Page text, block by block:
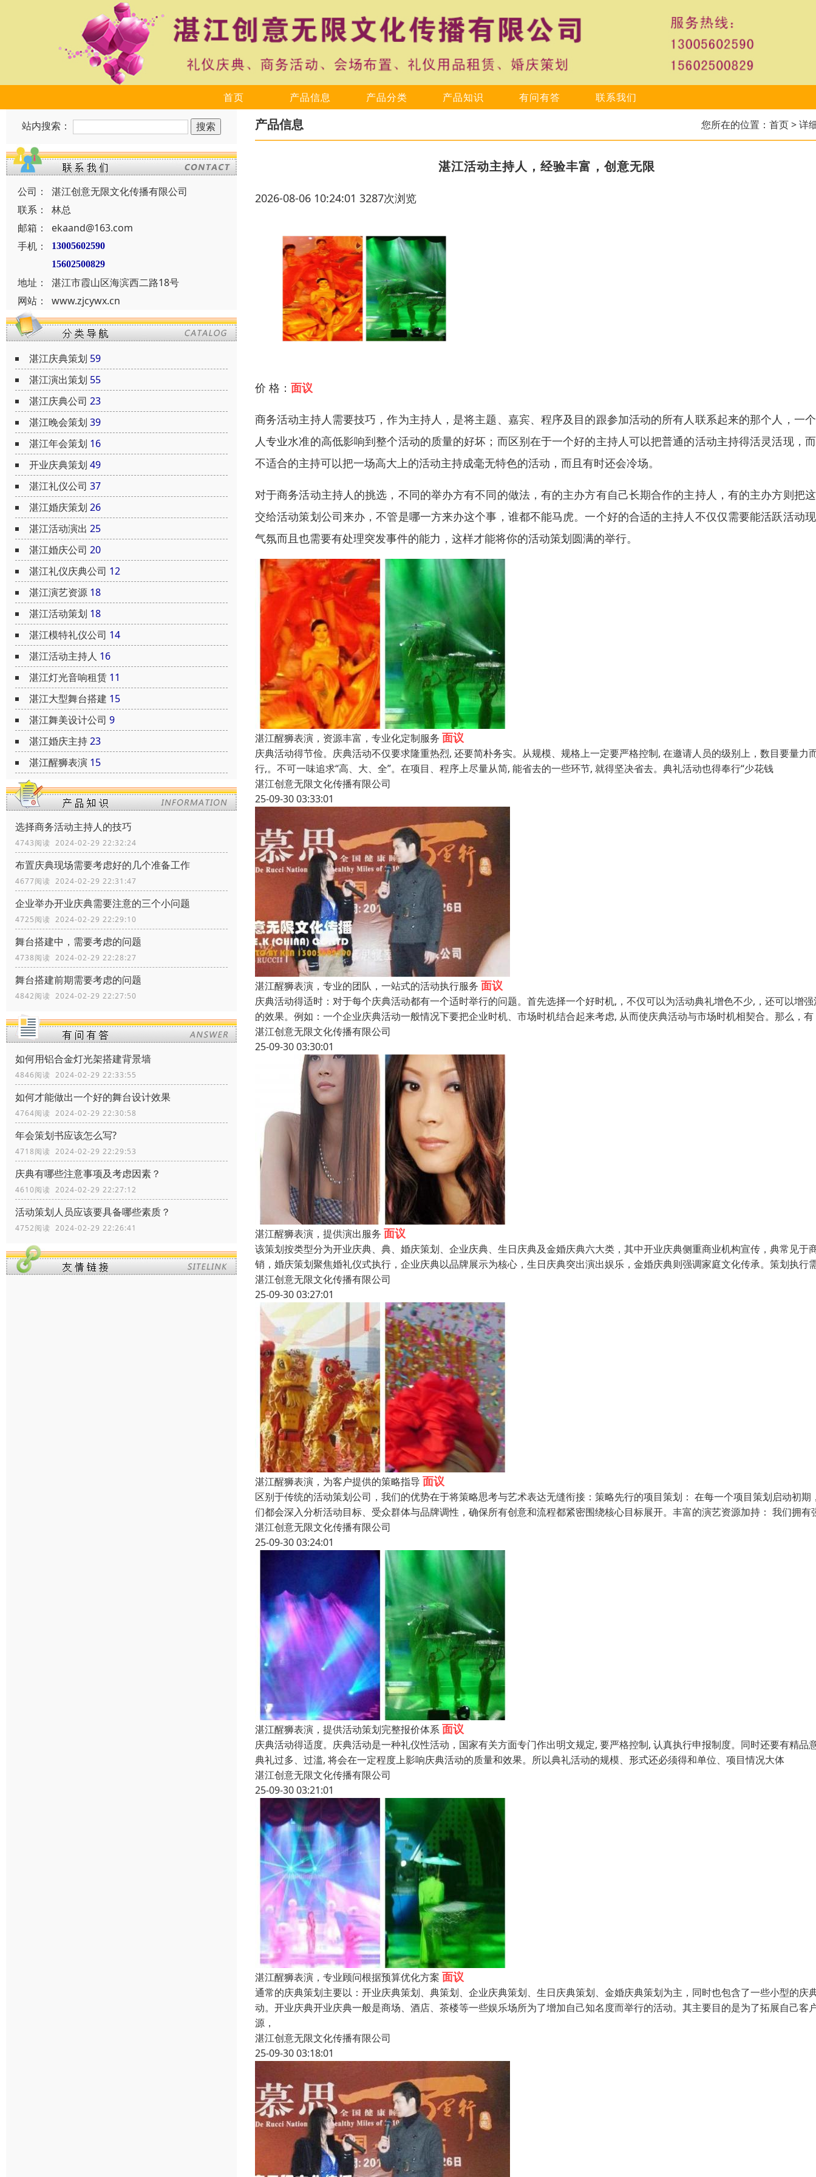
首页 产品信息 产品分类 产品知识 有问有答 联系我们
站内搜索：
公司：
湛江创意无限文化传播有限公司
联系：
林总
邮箱：
ekaand@163.com
手机：
13005602590
15602500829
地址：
湛江市霞山区海滨西二路18号
网站：
www.zjcywx.cn
湛江庆典策划 59
湛江演出策划 55
湛江庆典公司 23
湛江晚会策划 39
湛江年会策划 16
开业庆典策划 49
湛江礼仪公司 37
湛江婚庆策划 26
湛江活动演出 25
湛江婚庆公司 20
湛江礼仪庆典公司 12
湛江演艺资源 18
湛江活动策划 18
湛江模特礼仪公司 14
湛江活动主持人 16
湛江灯光音响租赁 11
湛江大型舞台搭建 15
湛江舞美设计公司 9
湛江婚庆主持23
湛江醒狮表演 15
选择商务活动主持人的技巧
4743阅读 2024-02-29 22:32:24
布置庆典现场需要考虑好的几个准备工作
4677阅读 2024-02-29 22:31:47
企业举办开业庆典需要注意的三个小问题
4725阅读 2024-02-29 22:29:10
舞台搭建中，需要考虑的问题
4738阅读 2024-02-29 22:28:27
舞台搭建前期需要考虑的问题
4842阅读 2024-02-29 22:27:50
如何用铝合金灯光架搭建背景墙
4846阅读 2024-02-29 22:33:55
如何才能做出一个好的舞台设计效果
4764阅读 2024-02-29 22:30:58
年会策划书应该怎么写?
4718阅读 2024-02-29 22:29:53
庆典有哪些注意事项及考虑因素？
4610阅读 2024-02-29 22:27:12
活动策划人员应该要具备哪些素质？
4752阅读 2024-02-29 22:26:41
产品信息 您所在的位置： 首页> 详
湛江活动主持人，经验丰富，创意无限
2026-08-06 10:24:01 3287次浏览
价 格： 面议
商务活动主持人需要技巧，作为主持人，是将主题、嘉宾、程序及目的跟参加活动的所有人联系起来的那个人，一
人专业水准的高低影响到整个活动的质量的好坏；而区别在于一个好的主持人可以把普通的活动主持得活灵活现，
不适合的主持可以把一场高大上的活动主持成毫无特色的活动，而且有时还会冷场。
对于商务活动主持人的挑选，不同的举办方有不同的做法，有的主办方有自己长期合作的主持人，有的主办方则把
交给活动策划公司来办，不管是哪一方来办这个事，谁都不能马虎。一个好的合适的主持人不仅仅需要能活跃活动
气氛而且也需要有处理突发事件的能力，这样才能将你的活动策划圆满的举行。
湛江醒狮表演，资源丰富，专业化定制服务 面议
庆典活动得节俭。庆典活动不仅要求隆重热烈, 还要简朴务实。从规模、规格上一定要严格控制, 在邀请人员的级别上，数目要量力
行,。不可一味追求“高、大、全”。在项目、程序上尽量从简, 能省去的一些环节, 就得坚决省去。典礼活动也得奉行“少花钱
湛江创意无限文化传播有限公司
25-09-30 03:33:01
湛江醒狮表演，专业的团队，一站式的活动执行服务 面议
庆典活动得适时：对于每个庆典活动都有一个适时举行的问题。首先选择一个好时机,，不仅可以为活动典礼增色不少,，还可以增
的效果。例如：一个企业庆典活动一般情况下要把企业时机、市场时机结合起来考虑, 从而使庆典活动与市场时机相契合。那么，有
湛江创意无限文化传播有限公司
25-09-30 03:30:01
湛江醒狮表演，提供演出服务 面议
该策划按类型分为开业庆典、典、婚庆策划、企业庆典、生日庆典及金婚庆典六大类，其中开业庆典侧重商业机构宣传，典常见于
销，婚庆策划聚焦婚礼仪式执行，企业庆典以品牌展示为核心，生日庆典突出演出娱乐，金婚庆典则强调家庭文化传承。策划执行
湛江创意无限文化传播有限公司
25-09-30 03:27:01
湛江醒狮表演，为客户提供的策略指导 面议
区别于传统的活动策划公司，我们的优势在于将策略思考与艺术表达无缝衔接：策略先行的项目策划： 在每一个项目策划启动初期
们都会深入分析活动目标、受众群体与品牌调性，确保所有创意和流程都紧密围绕核心目标展开。丰富的演艺资源加持： 我们拥有
湛江创意无限文化传播有限公司
25-09-30 03:24:01
湛江醒狮表演，提供活动策划完整报价体系面议
庆典活动得适度。庆典活动是一种礼仪性活动，国家有关方面专门作出明文规定, 要严格控制, 认真执行申报制度。同时还要有精品
典礼过多、过滥, 将会在一定程度上影响庆典活动的质量和效果。所以典礼活动的规模、形式还必须得和单位、项目情况大体
湛江创意无限文化传播有限公司
25-09-30 03:21:01
湛江醒狮表演，专业顾问根据预算优化方案 面议
通常的庆典策划主要以：开业庆典策划、典策划、企业庆典策划、生日庆典策划、金婚庆典策划为主，同时也包含了一些小型的庆
动。开业庆典开业庆典一般是商场、酒店、茶楼等一些娱乐场所为了增加自己知名度而举行的活动。其主要目的是为了拓展自己客
源，
湛江创意无限文化传播有限公司
25-09-30 03:18:01